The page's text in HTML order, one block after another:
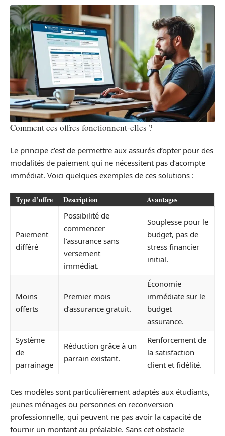
Comment ces offres fonctionnent-elles ?
Le principe c’est de permettre aux assurés d’opter pour des
modalités de paiement qui ne nécessitent pas d’acompte
immédiat. Voici quelques exemples de ces solutions :
Type d’offre Description Avantages
Paiement
différé
Possibilité de
commencer
l’assurance sans
versement
immédiat.
Souplesse pour le
budget, pas de
stress financier
initial.
Moins
offerts
Premier mois
d’assurance gratuit.
Économie
immédiate sur le
budget
assurance.
Système
de
parrainage
Réduction grâce à un
parrain existant.
Renforcement de
la satisfaction
client et fidélité.
Ces modèles sont particulièrement adaptés aux étudiants,
jeunes ménages ou personnes en reconversion
professionnelle, qui peuvent ne pas avoir la capacité de
fournir un montant au préalable. Sans cet obstacle